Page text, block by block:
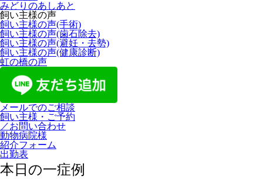
みどりのあしあと
飼い主様の声
飼い主様の声(手術)
飼い主様の声(歯石除去)
飼い主様の声(避妊・去勢)
飼い主様の声(健康診断)
虹の橋の声
メールでのご相談
飼い主様・ご予約
／お問い合わせ
動物病院様
紹介フォーム
出勤表
本日の一症例